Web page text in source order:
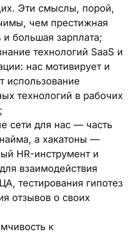
Эти смыслы, порой,
чем престижная
большая зарплата;
технологий SaaS и
нас мотивирует и
использование
технологий в рабочих
сети для нас — часть
найма, а хакатоны —
HR-инструмент и
взаимодействия
тестирования гипотез
отзывов о своих
к